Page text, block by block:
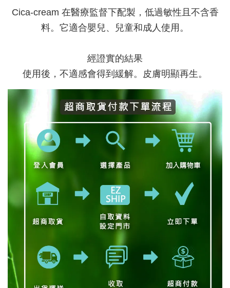
Cica-cream 在醫療監督下配製，低過敏性且不含香
料。它適合嬰兒、兒童和成人使用。
經證實的結果
使用後，不適感會得到緩解。皮膚明顯再生。